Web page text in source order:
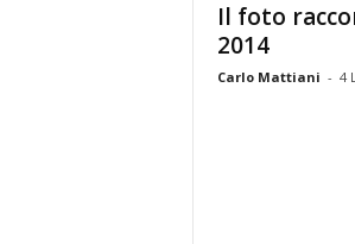
Il foto
2014
Carlo Mattiani - 4